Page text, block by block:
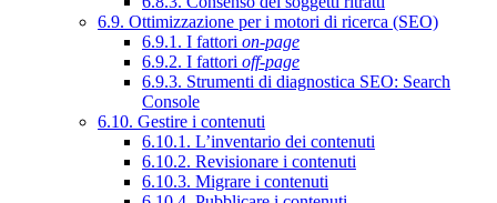
6.9. Ottimizzazione per i motori di ricerca (SEO)
6.9.1. I fattori on-page
6.9.2. I fattori off-page
6.9.3. Strumenti di diagnostica SEO: Search
Console
6.10. Gestire i contenuti
6.10.1. L’inventario dei contenuti
6.10.2. Revisionare i contenuti
6.10.3. Migrare i contenuti